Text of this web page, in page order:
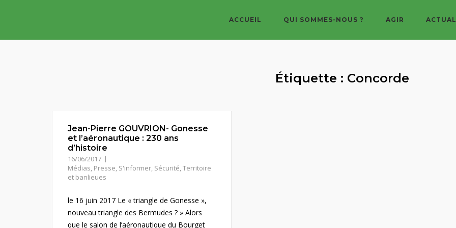
ACCUEIL QUI SOMMES-NOUS ? AGIR
Étiquette : Concorde
Jean-Pierre GOUVRION- Gonesse
et l’aéronautique : 230 ans
d’histoire
16/06/2017
Médias, Presse, S'informer, Sécurité,Territoire
et banlieues
le 16 juin 2017 Le « triangle de Gonesse »,
nouveau triangle des Bermudes ? » Alors
que le salon de l’aéronautique du Bourget